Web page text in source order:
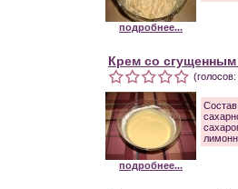
подробнее...
Крем со
подробнее...